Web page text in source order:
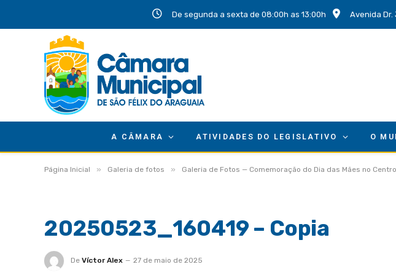
De segunda a sexta de 08:00h as 13:00h Avenida Dr.
A CÂMARA ATIVIDADES DO LEGISLATIVO O
Página Inicial » Galeria de fotos » Galeria de Fotos — Comemoração do Dia das Mães no
20250523_160419 – Copia
De Víctor Alex 27 de maio de 2025